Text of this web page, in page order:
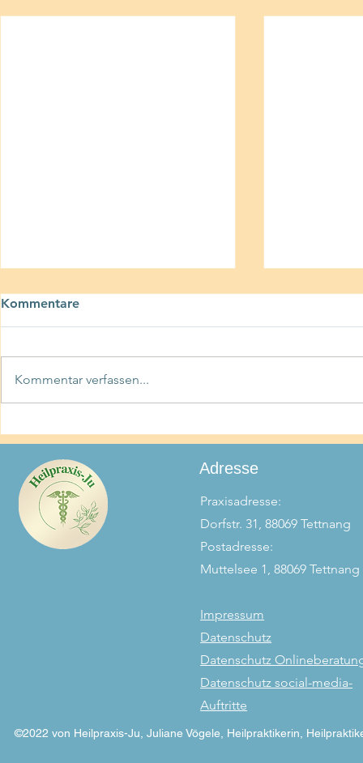
„Fibermaxxing“
Kommentare
Kommentar verfassen...
Adresse
Praxisadresse:
Dorfstr. 31, 88069 Tettnang
Postadresse:
Muttelsee 1, 88069 Tettnang
Impressum
Datenschutz
Datenschutz
Datenschutz social-media-
Auftritte
©2022 von Heilpraxis-Ju, Juliane Vögele, Heilpraktikerin,